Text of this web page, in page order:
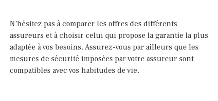
N’hésitez pas à comparer les offres des différents
assureurs et à choisir celui qui propose la garantie la plus
adaptée à vos besoins. Assurez-vous par ailleurs que les
mesures de sécurité imposées par votre assureur sont
compatibles avec vos habitudes de vie.